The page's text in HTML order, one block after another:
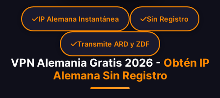
VPN Alemania Gratis 2026 - Obtén IP
Alemana Sin Registro
IP Alemana Instantánea Sin Registro
Transmite ARD y ZDF